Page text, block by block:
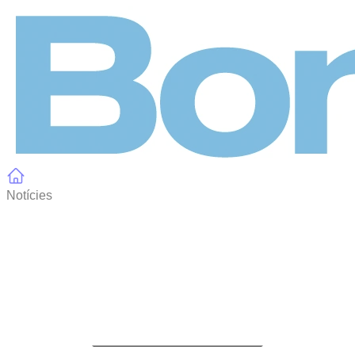
Notícies